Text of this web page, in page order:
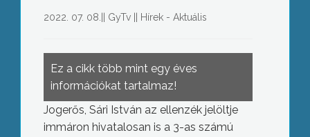
2022. 07. 08. GyTv|| Hírek - Aktuális
Ez a cikk több mint egy éves
információkat tartalmaz!
Jogerős, Sári István az ellenzék jelöltje
immáron hivatalosan is a 3-as számú